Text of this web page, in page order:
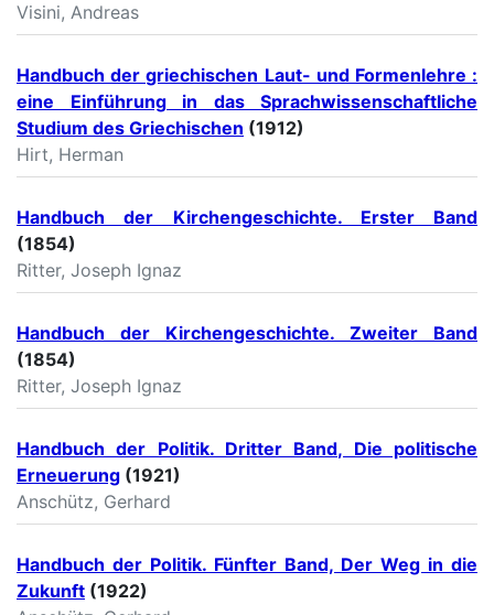
Visini, Andreas
Handbuch der griechischen Laut- und Formenlehre :
eine Einführung in das Sprachwissenschaftliche
Studium des Griechischen (1912)
Hirt, Herman
Handbuch der Kirchengeschichte. Erster Band
(1854)
Ritter, Joseph Ignaz
Handbuch der Kirchengeschichte. Zweiter Band
(1854)
Ritter, Joseph Ignaz
Handbuch der Politik. Dritter Band, Die politische
Erneuerung (1921)
Anschütz, Gerhard
Handbuch der Politik. Fünfter Band, Der Weg in die
Zukunft (1922)